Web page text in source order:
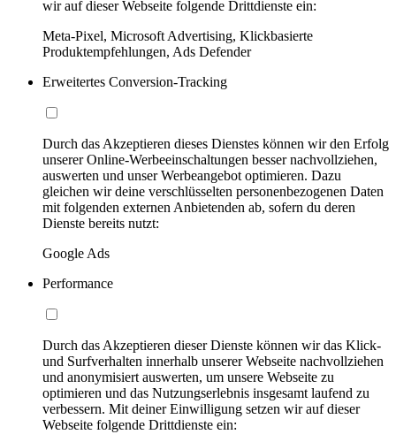
wir auf dieser Webseite folgende Drittdienste ein:
Meta-Pixel, Microsoft Advertising, Klickbasierte
Produktempfehlungen, Ads Defender
Erweitertes Conversion-Tracking
Durch das Akzeptieren dieses Dienstes können wir den Erfolg
unserer Online-Werbeeinschaltungen besser nachvollziehen,
auswerten und unser Werbeangebot optimieren. Dazu
gleichen wir deine verschlüsselten personenbezogenen Daten
mit folgenden externen Anbietenden ab, sofern du deren
Dienste bereits nutzt:
Google Ads
Performance
Durch das Akzeptieren dieser Dienste können wir das Klick-
und Surfverhalten innerhalb unserer Webseite nachvollziehen
und anonymisiert auswerten, um unsere Webseite zu
optimieren und das Nutzungserlebnis insgesamt laufend zu
verbessern. Mit deiner Einwilligung setzen wir auf dieser
Webseite folgende Drittdienste ein: